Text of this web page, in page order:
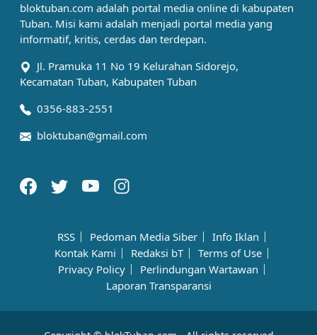
bloktuban.com adalah portal media online di kabupaten
Tuban. Misi kami adalah menjadi portal media yang
informatif, kritis, cerdas dan terdepan.
Jl. Pramuka 11 No 19 Kelurahan Sidorejo,
Kecamatan Tuban, Kabupaten Tuban
0356-883-2551
bloktuban@gmail.com
RSS Pedoman Media Siber
Info Iklan
Kontak Kami
Redaksi bT
Terms of Use
Privacy Policy
Perlindungan Wartawan
Laporan Transparansi